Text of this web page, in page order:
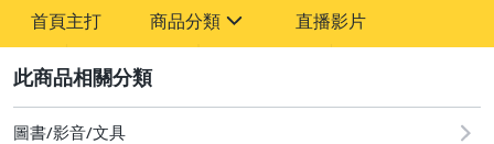
首頁主打 商品分類 直播影片
圖書/影音/文具